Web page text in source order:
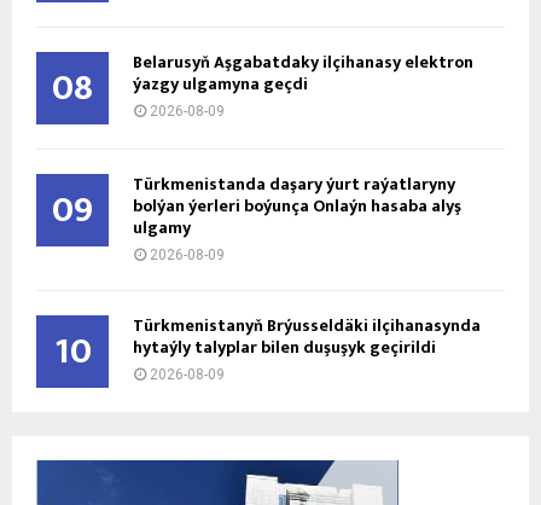
08 Belarusyň Aşgabatdaky ilçihanasy elektron
ýazgy ulgamyna geçdi
2026-08-09
09 Türkmenistanda daşary ýurt raýatlaryny
bolýan ýerleri boýunça Onlaýn hasaba alyş
ulgamy
2026-08-09
10 Türkmenistanyň Brýusseldäki ilçihanasynda
hytaýly talyplar bilen duşuşyk geçirildi
2026-08-09